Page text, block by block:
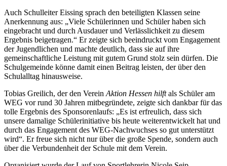
Auch Schulleiter Eissing sprach den beteiligten Klassen seine
Anerkennung aus: „Viele Schülerinnen und Schüler haben sich
eingebracht und durch Ausdauer und Verlässlichkeit zu diesem
Ergebnis beigetragen.“ Er zeigte sich beeindruckt vom Engagement
der Jugendlichen und machte deutlich, dass sie auf ihre
gemeinschaftliche Leistung mit gutem Grund stolz sein dürfen. Die
Schulgemeinde könne damit einen Beitrag leisten, der über den
Schulalltag hinausweise.
Tobias Greilich, der den Verein Aktion Hessen hilftals Schüler am
WEG vor rund 30 Jahren mitbegründete, zeigte sich dankbar für das
tolle Ergebnis des Sponsorenlaufs: „Es ist erfreulich, dass sich
unsere damalige Schülerinitiative bis heute weiterentwickelt hat und
durch das Engagement des WEG-Nachwuchses so gut unterstützt
wird“. Er freue sich nicht nur über die große Spende, sondern auch
über die Verbundenheit der Schule mit dem Verein.